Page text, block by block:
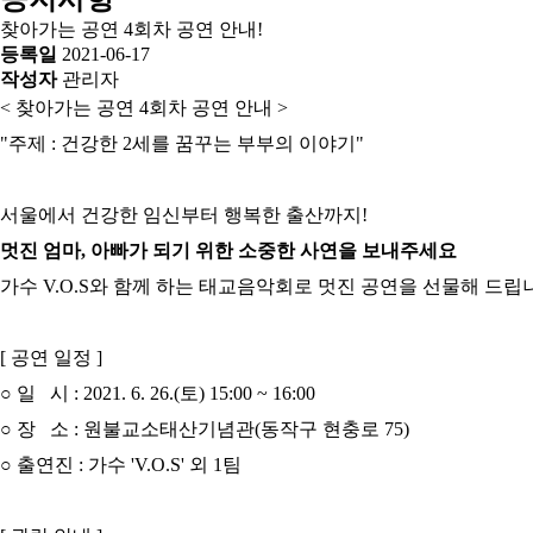
찾아가는 공연 4회차 공연 안내!
등록일 2021-06-17
작성자 관리자
< 찾아가는 공연 4회차 공연 안내 >
"주제 : 건강한 2세를 꿈꾸는 부부의 이야기"
서울에서 건강한 임신부터 행복한 출산까지!
멋진 엄마, 아빠가 되기 위한 소중한 사연을 보내주세요
가수 V.O.S와 함께 하는 태교음악회로 멋진 공연을 선물해 드립
[ 공연 일정 ]
○ 일 시 : 2021. 6. 26.(토) 15:00 ~ 16:00
○ 장 소 : 원불교소태산기념관(동작구 현충로 75)
○ 출연진 : 가수 'V.O.S' 외 1팀